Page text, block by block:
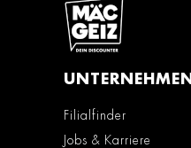
UNTERNEHMEN
Filialfinder
Jobs & Karriere